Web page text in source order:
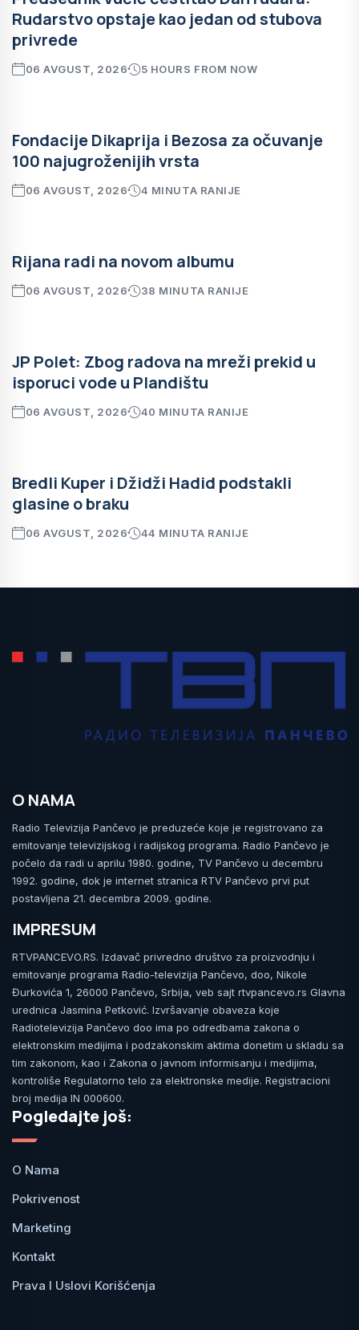
Rudarstvo opstaje kao jedan od stubova
privrede
06 AVGUST, 2026 5 HOURS FROM NOW
Fondacije Dikaprija i Bezosa za očuvanje
100 najugroženijih vrsta
06 AVGUST, 2026 4 MINUTA RANIJE
Rijana radi na novom albumu
06 AVGUST, 2026 38 MINUTA RANIJE
JP Polet: Zbog radova na mreži prekid u
isporuci vode u Plandištu
06 AVGUST, 2026 40 MINUTA RANIJE
Bredli Kuper i Džidži Hadid podstakli
glasine o braku
06 AVGUST, 2026 44 MINUTA RANIJE
O NAMA
Radio Televizija Pančevo je preduzeće koje je registrovano za
emitovanje televizijskog i radijskog programa. Radio Pančevo je
počelo da radi u aprilu 1980. godine, TV Pančevo u decembru
1992. godine, dok je internet stranica RTV Pančevo prvi put
postavljena 21. decembra 2009. godine.
IMPRESUM
RTVPANCEVO.RS. Izdavač privredno društvo za proizvodnju i
emitovanje programa Radio-televizija Pančevo, doo, Nikole
Đurkovića 1, 26000 Pančevo, Srbija, veb sajt rtvpancevo.rs Glavna
urednica Jasmina Petković. Izvršavanje obaveza koje
Radiotelevizija Pančevo doo ima po odredbama zakona o
elektronskim medijima i podzakonskim aktima donetim u skladu sa
tim zakonom, kao i Zakona o javnom informisanju i medijima,
kontroliše Regulatorno telo za elektronske medije. Registracioni
broj medija IN 000600.
Pogledajte još:
O Nama
Pokrivenost
Marketing
Kontakt
Prava I Uslovi Korišćenja